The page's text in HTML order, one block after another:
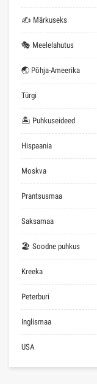
✍ Märkuseks
🎭 Meelelahutus
🌏 Põhja-Ameerika
Türgi
🏝 Puhkuseideed
Hispaania
Moskva
Prantsusmaa
Saksamaa
🏖 Soodne puhkus
Kreeka
Peterburi
Inglismaa
USA